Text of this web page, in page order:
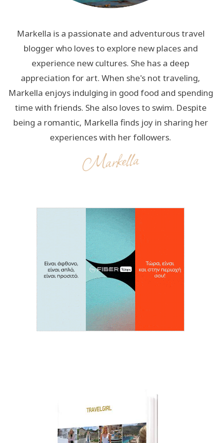
Markella is a passionate and adventurous travel
blogger who loves to explore new places and
experience new cultures. She has a deep
appreciation for art. When she's not traveling,
Markella enjoys indulging in good food and spending
time with friends. She also loves to swim. Despite
being a romantic, Markella finds joy in sharing her
experiences with her followers.